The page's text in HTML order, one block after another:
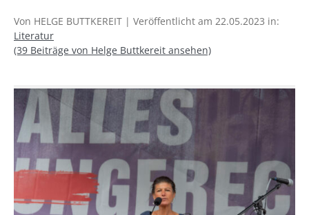
Von HELGE BUTTKEREIT | Veröffentlicht am 22.05.2023 in:
Literatur
(39 Beiträge von Helge Buttkereit ansehen)